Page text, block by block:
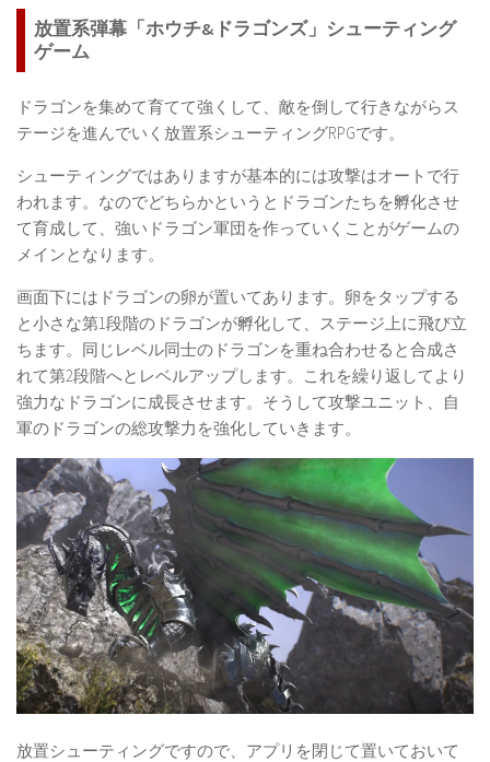
放置系弾幕「ホウチ&ドラゴンズ」シューティング
ゲーム
ドラゴンを集めて育てて強くして、敵を倒して行きながらス
テージを進んでいく放置系シューティングRPGです。
シューティングではありますが基本的には攻撃はオートで行
われます。なのでどちらかというとドラゴンたちを孵化させ
て育成して、強いドラゴン軍団を作っていくことがゲームの
メインとなります。
画面下にはドラゴンの卵が置いてあります。卵をタップする
と小さな第1段階のドラゴンが孵化して、ステージ上に飛び立
ちます。同じレベル同士のドラゴンを重ね合わせると合成さ
れて第2段階へとレベルアップします。これを繰り返してより
強力なドラゴンに成長させます。そうして攻撃ユニット、自
軍のドラゴンの総攻撃力を強化していきます。
放置シューティングですので、アプリを閉じて置いておいて